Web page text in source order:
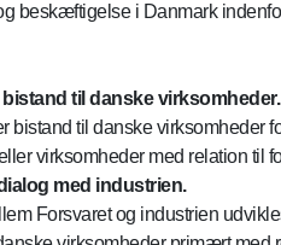
beskæftigelse i Danmark
til danske virksomheder.
bistand til danske virksomheder
virksomheder med relation til
med industrien.
Forsvaret og industrien